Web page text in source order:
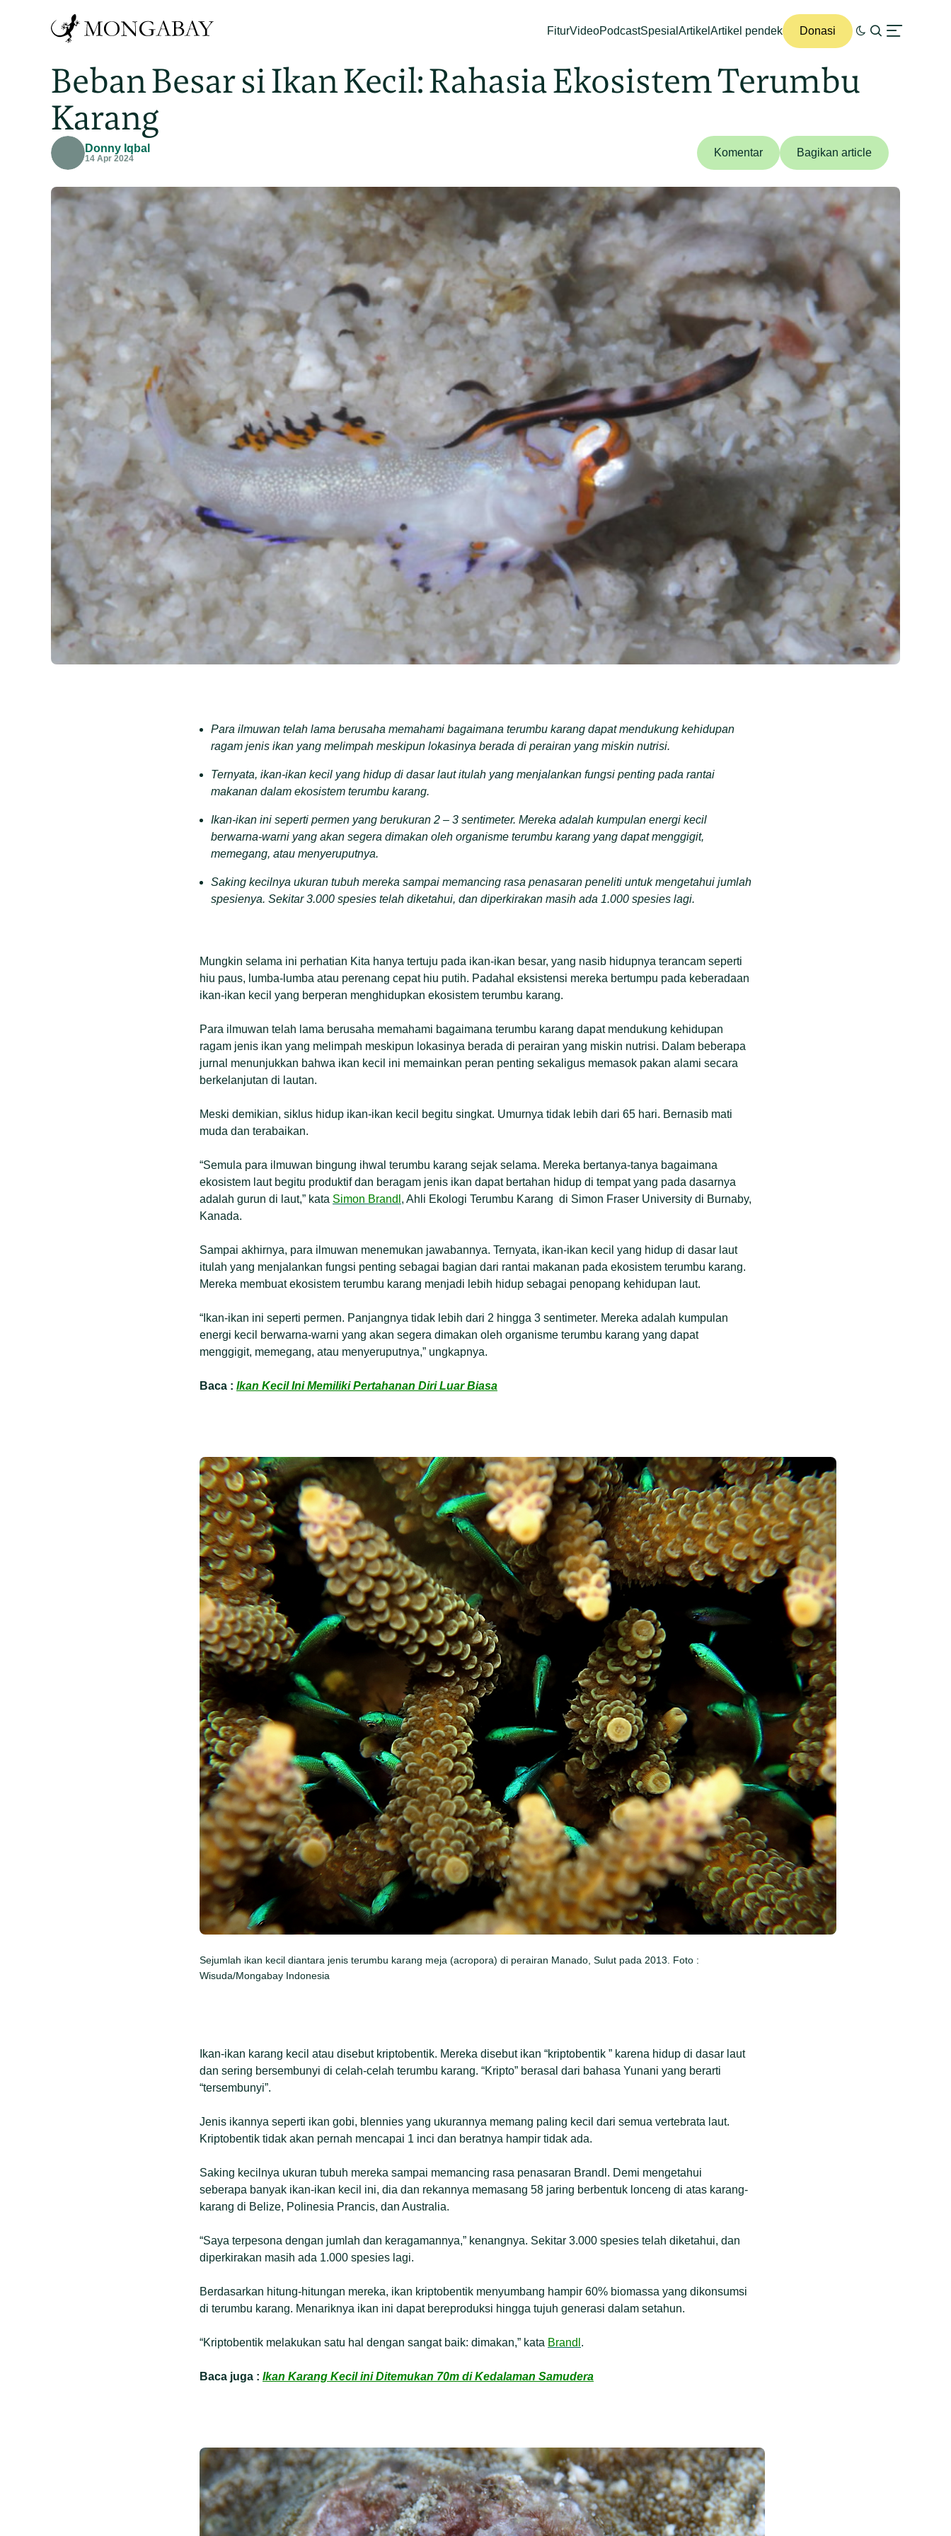
FiturVideoPodcastSpesial Artikel Artikel pendek Donasi
Beban Besar si Ikan Kecil: Rahasia Ekosistem Terumbu
Karang
Donny Iqbal
14 Apr 2024 Komentar Bagikan article
Para ilmuwan telah lama berusaha memahami bagaimana terumbu karang dapat mendukung kehidupan
ragam jenis ikan yang melimpah meskipun lokasinya berada di perairan yang miskin nutrisi.
Ternyata, ikan-ikan kecil yang hidup di dasar laut itulah yang menjalankan fungsi penting pada rantai
makanan dalam ekosistem terumbu karang.
Ikan-ikan ini seperti permen yang berukuran 2 – 3 sentimeter. Mereka adalah kumpulan energi kecil
berwarna-warni yang akan segera dimakan oleh organisme terumbu karang yang dapat menggigit,
memegang, atau menyeruputnya.
Saking kecilnya ukuran tubuh mereka sampai memancing rasa penasaran peneliti untuk mengetahui jumlah
spesienya. Sekitar 3.000 spesies telah diketahui, dan diperkirakan masih ada 1.000 spesies lagi.
Mungkin selama ini perhatian Kita hanya tertuju pada ikan-ikan besar, yang nasib hidupnya terancam seperti
hiu paus, lumba-lumba atau perenang cepat hiu putih. Padahal eksistensi mereka bertumpu pada keberadaan
ikan-ikan kecil yang berperan menghidupkan ekosistem terumbu karang.
Para ilmuwan telah lama berusaha memahami bagaimana terumbu karang dapat mendukung kehidupan
ragam jenis ikan yang melimpah meskipun lokasinya berada di perairan yang miskin nutrisi. Dalam beberapa
jurnal menunjukkan bahwa ikan kecil ini memainkan peran penting sekaligus memasok pakan alami secara
berkelanjutan di lautan.
Meski demikian, siklus hidup ikan-ikan kecil begitu singkat. Umurnya tidak lebih dari 65 hari. Bernasib mati
muda dan terabaikan.
“Semula para ilmuwan bingung ihwal terumbu karang sejak selama. Mereka bertanya-tanya bagaimana
ekosistem laut begitu produktif dan beragam jenis ikan dapat bertahan hidup di tempat yang pada dasarnya
adalah gurun di laut,” kata Simon Brandl , Ahli Ekologi Terumbu Karang di Simon Fraser University di Burnaby,
Kanada.
Sampai akhirnya, para ilmuwan menemukan jawabannya. Ternyata, ikan-ikan kecil yang hidup di dasar laut
itulah yang menjalankan fungsi penting sebagai bagian dari rantai makanan pada ekosistem terumbu karang.
Mereka membuat ekosistem terumbu karang menjadi lebih hidup sebagai penopang kehidupan laut.
“Ikan-ikan ini seperti permen. Panjangnya tidak lebih dari 2 hingga 3 sentimeter. Mereka adalah kumpulan
energi kecil berwarna-warni yang akan segera dimakan oleh organisme terumbu karang yang dapat
menggigit, memegang, atau menyeruputnya,” ungkapnya.
Baca : Ikan Kecil Ini Memiliki Pertahanan Diri Luar Biasa
Sejumlah ikan kecil diantara jenis terumbu karang meja (acropora) di perairan Manado, Sulut pada 2013. Foto :
Wisuda/Mongabay Indonesia
Ikan-ikan karang kecil atau disebut kriptobentik. Mereka disebut ikan “kriptobentik ” karena hidup di dasar laut
dan sering bersembunyi di celah-celah terumbu karang. “Kripto” berasal dari bahasa Yunani yang berarti
“tersembunyi”.
Jenis ikannya seperti ikan gobi, blennies yang ukurannya memang paling kecil dari semua vertebrata laut.
Kriptobentik tidak akan pernah mencapai 1 inci dan beratnya hampir tidak ada.
Saking kecilnya ukuran tubuh mereka sampai memancing rasa penasaran Brandl. Demi mengetahui
seberapa banyak ikan-ikan kecil ini, dia dan rekannya memasang 58 jaring berbentuk lonceng di atas karang-
karang di Belize, Polinesia Prancis, dan Australia.
“Saya terpesona dengan jumlah dan keragamannya,” kenangnya. Sekitar 3.000 spesies telah diketahui, dan
diperkirakan masih ada 1.000 spesies lagi.
Berdasarkan hitung-hitungan mereka, ikan kriptobentik menyumbang hampir 60% biomassa yang dikonsumsi
di terumbu karang. Menariknya ikan ini dapat bereproduksi hingga tujuh generasi dalam setahun.
“Kriptobentik melakukan satu hal dengan sangat baik: dimakan,” kata Brandl .
Baca juga : Ikan Karang Kecil ini Ditemukan 70m di Kedalaman Samudera